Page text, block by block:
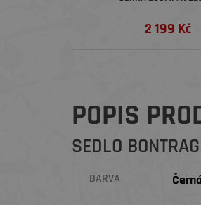
2 199 Kč
POPIS
SEDLO
BARVA